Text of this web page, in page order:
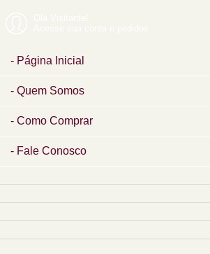
Página Inicial
Quem Somos
Como Comprar
Fale Conosco